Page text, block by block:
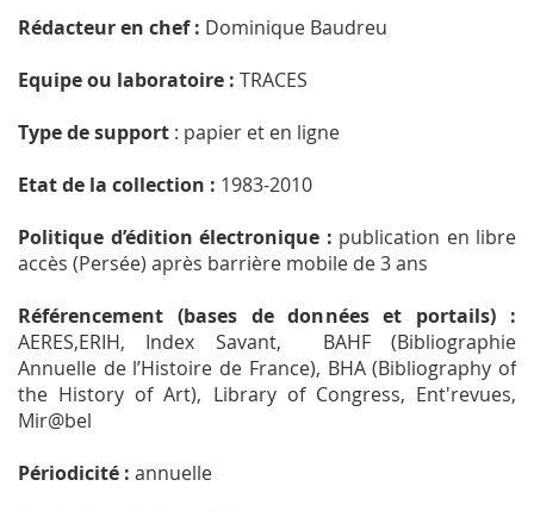
Rédacteur en chef : Dominique Baudreu
Equipe ou laboratoire : TRACES
Type de support : papier et en ligne
Etat de la collection : 1983-2010
Politique d’édition électronique : publication en libre
accès (Persée) après barrière mobile de 3 ans
Référencement (bases de données et portails) :
AERES,ERIH, Index Savant, BAHF (Bibliographie
Annuelle de l’Histoire de France), BHA (Bibliography of
the History of Art), Library of Congress, Ent'revues,
Mir@bel
Périodicité : annuelle